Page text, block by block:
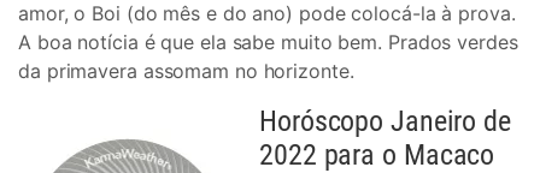
amor, o Boi (do mês e do ano) pode colocá-la à prova.
A boa notícia é que ela sabe muito bem. Prados verdes
da primavera assomam no horizonte.
Horóscopo Janeiro de
2022 para o Macaco